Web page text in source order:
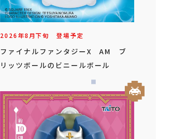
2026年8月下旬 登場予定
ファイナルファンタジーX AM ブ
リッツボールのビニールボール